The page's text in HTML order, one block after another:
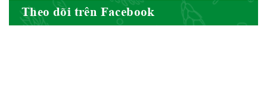
Theo dõi trên Facebook